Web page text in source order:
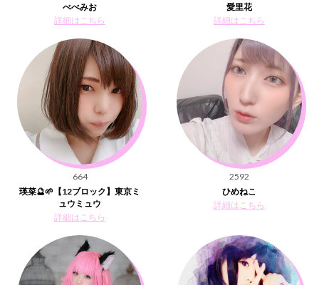
べべみお
詳細はこちら
愛里花
詳細はこちら
664
瑛菜🔮🌱【12ブロック】東京ミ
ュウミュウ
詳細はこちら
2592
ひめねこ
詳細はこちら